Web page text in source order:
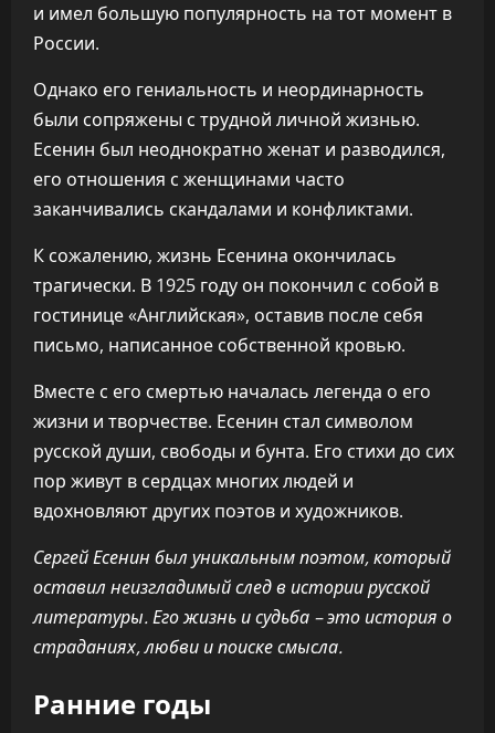
и имел большую популярность на тот момент в
России.
Однако его гениальность и неординарность
были сопряжены с трудной личной жизнью.
Есенин был неоднократно женат и разводился,
его отношения с женщинами часто
заканчивались скандалами и конфликтами.
К сожалению, жизнь Есенина окончилась
трагически. В 1925 году он покончил с собой в
гостинице «Английская», оставив после себя
письмо, написанное собственной кровью.
Вместе с его смертью началась легенда о его
жизни и творчестве. Есенин стал символом
русской души, свободы и бунта. Его стихи до сих
пор живут в сердцах многих людей и
вдохновляют других поэтов и художников.
Сергей Есенин был уникальным поэтом, который
оставил неизгладимый след в истории русской
литературы. Его жизнь и судьба – это история о
страданиях, любви и поиске смысла.
Ранние годы